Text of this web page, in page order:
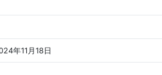
年11月18日